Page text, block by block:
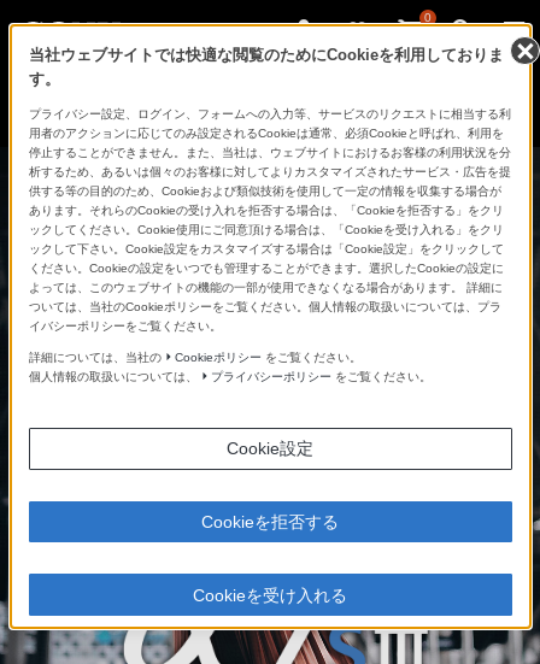
0
あ、
見
た
こ
と
の
な
い
世
界
へ。
α
Universe
当社ウェブサイトでは快適な閲覧のためにCookieを利用しておりま
す。
プライバシー設定、ログイン、フォームへの入力等、サービスのリクエストに相当する利
用者のアクションに応じてのみ設定されるCookieは通常、必須Cookieと呼ばれ、利用を
停止することができません。また、当社は、ウェブサイトにおけるお客様の利用状況を分
析するため、あるいは個々のお客様に対してよりカスタマイズされたサービス・広告を提
供する等の目的のため、Cookieおよび類似技術を使用して一定の情報を収集する場合が
あります。それらのCookieの受け入れを拒否する場合は、「Cookieを拒否する」をクリ
ックしてください。Cookie使用にご同意頂ける場合は、「Cookieを受け入れる」をクリ
ックして下さい。Cookie設定をカスタマイズする場合は「Cookie設定」をクリックして
ください。Cookieの設定をいつでも管理することができます。選択したCookieの設定に
よっては、このウェブサイトの機能の一部が使用できなくなる場合があります。 詳細に
ついては、当社のCookieポリシーをご覧ください。個人情報の取扱いについては、プラ
イバシーポリシーをご覧ください。
詳細については、当社の Cookieポリシー をご覧ください。
個人情報の取扱いについては、
プライバシーポリシー をご覧ください。
Cookie設定
Cookieを拒否する
Cookieを受け入れる